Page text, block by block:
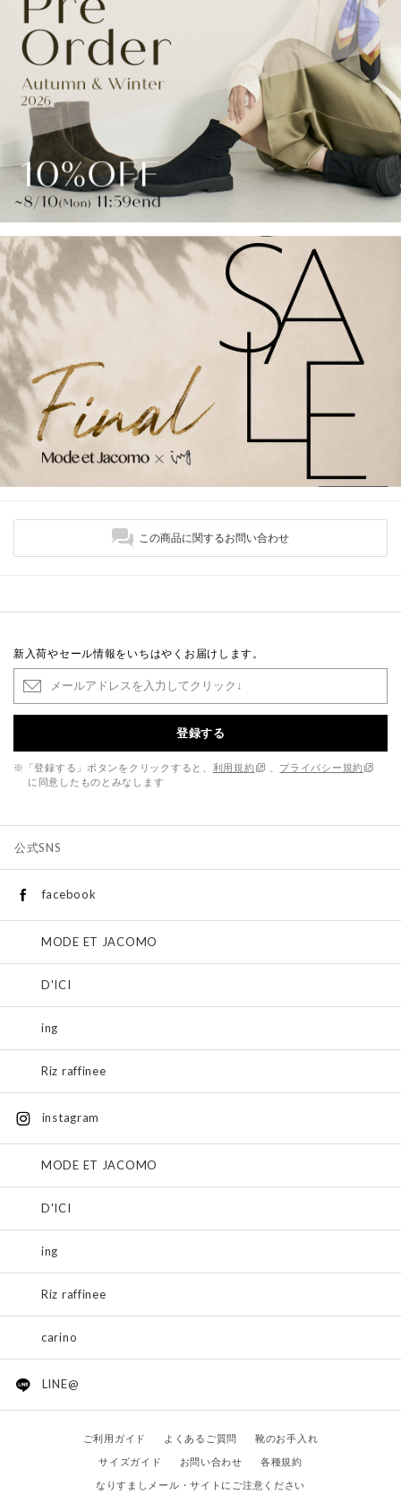
この商品に関するお問い合わせ
新入荷やセール情報をいちはやくお届けします。
登録する
※「登録する」ボタンをクリックすると、 利用規約
プライバシー規約
に同意したものとみなします
公式SNS
facebook
MODE ET JACOMO
D'ICI
ing
Riz raffinee
instagram
MODE ET JACOMO
D'ICI
ing
Riz raffinee
carino
LINE@
ご利用ガイド よくあるご質問
靴のお手入れ
サイズガイド
お問い合わせ
各種規約
なりすましメール・サイトにご注意ください